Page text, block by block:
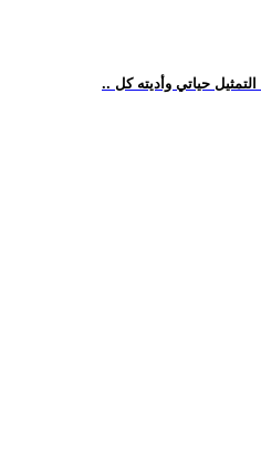
حياتي وأديته كل